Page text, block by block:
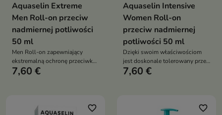
Aquaselin Extreme
Men Roll-on przeciw
nadmiernej potliwości
50 ml
Men Roll-on zapewniający
ekstremalną ochronę przeciwko
nadmiernemu poceniu
7,60 €
Aquaselin Intensive
Women Roll-on
przeciw nadmiernej
potliwości 50 ml
Dzięki swoim właściwościom
jest doskonale tolerowany przez
skórę, zapewniając jednocześnie
7,60 €
favorite_border favorite_border